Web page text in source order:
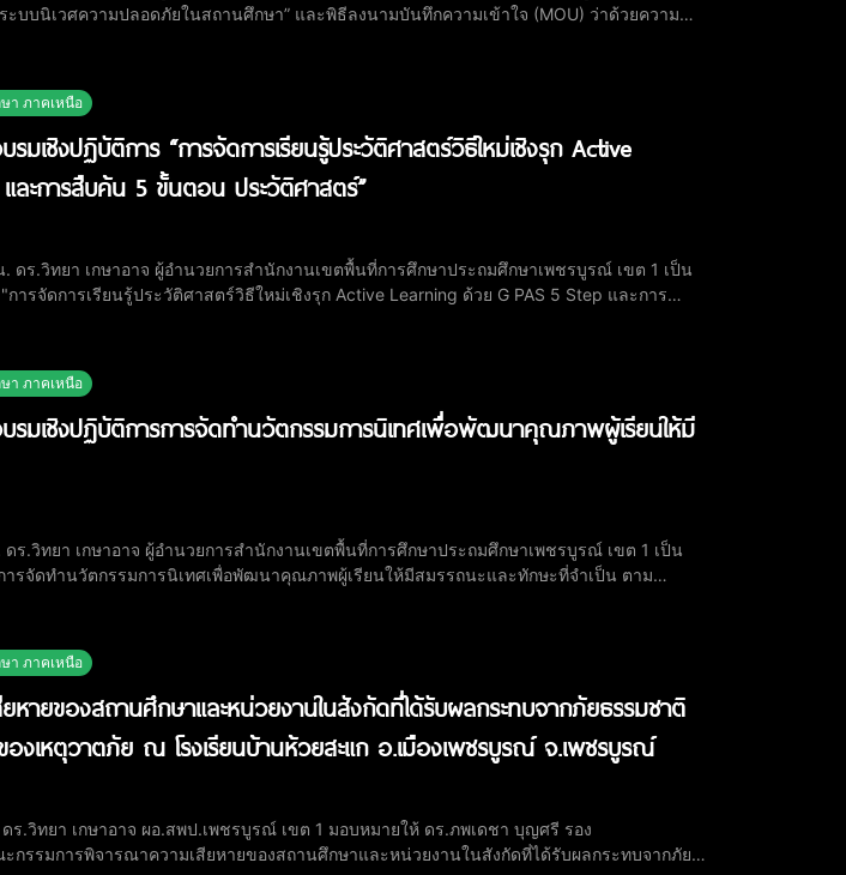
ะบบนิเวศความปลอดภัยในสถานศึกษา” และพิธีลงนามบันทึกความเข้าใจ (MOU) ว่าด้วยความ
า ภาคเหนือ
เชิงปฏิบัติการ “การจัดการเรียนรู้ประวัติศาสตร์วิธีใหม่เชิงรุก Active
ละการสืบค้น 5 ขั้นตอน ประวัติศาสตร์”
ดร.วิทยา เกษาอาจ ผู้อำนวยการสำนักงานเขตพื้นที่การศึกษาประถมศึกษาเพชรบูรณ์ เขต 1 เป็น
ารจัดการเรียนรู้ประวัติศาสตร์วิธีใหม่เชิงรุก Active Learning ด้วย G PAS 5 Step และการ
า ภาคเหนือ
รมเชิงปฏิบัติการการจัดทำนวัตกรรมการนิเทศเพื่อพัฒนาคุณภาพผู้เรียนให้มี
ร.วิทยา เกษาอาจ ผู้อำนวยการสำนักงานเขตพื้นที่การศึกษาประถมศึกษาเพชรบูรณ์ เขต 1 เป็น
ารจัดทำนวัตกรรมการนิเทศเพื่อพัฒนาคุณภาพผู้เรียนให้มีสมรรถนะและทักษะที่จำเป็น ตาม
า ภาคเหนือ
ายของสถานศึกษาและหน่วยงานในสังกัดที่ได้รับผลกระทบจากภัยธรรมชาติ
งเหตุวาตภัย ณ โรงเรียนบ้านห้วยสะแก อ.เมืองเพชรบูรณ์ จ.เพชรบูรณ์
ร.วิทยา เกษาอาจ ผอ.สพป.เพชรบูรณ์ เขต 1 มอบหมายให้ ดร.ภพเดชา บุญศรี รอง
กรรมการพิจารณาความเสียหายของสถานศึกษาและหน่วยงานในสังกัดที่ได้รับผลกระทบจากภัย